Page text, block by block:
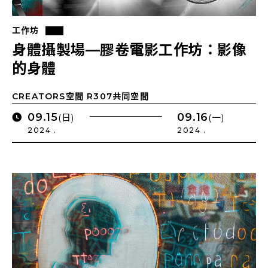
工作坊
身體攝製場—膠卷電影工作坊：影像
的身體
CREATORS空間 R307共同空間
09.15(日)
2024 .
09.16(一)
2024 .